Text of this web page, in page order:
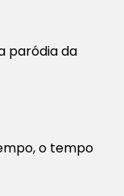
paródia da
o tempo